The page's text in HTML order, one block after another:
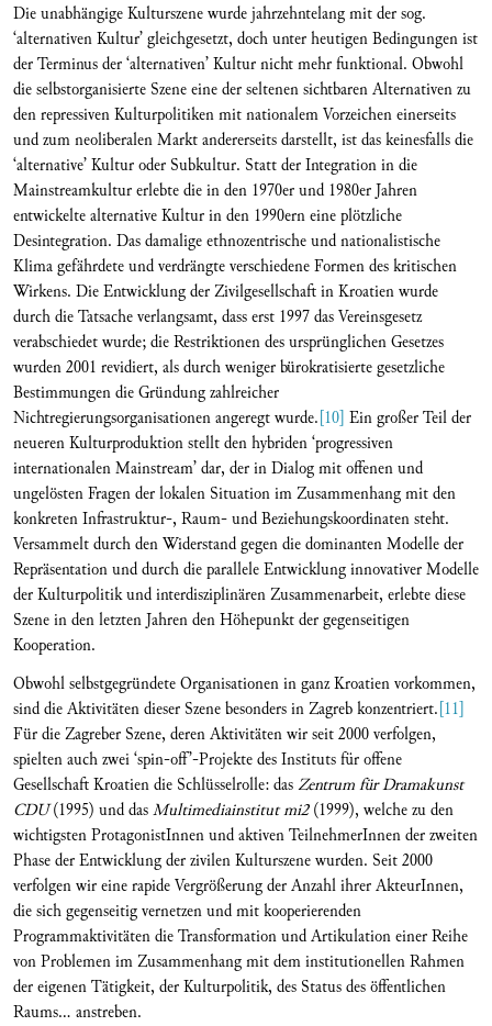
Die unabhängige Kulturszene wurde jahrzehntelang mit der sog.
‘alternativen Kultur’ gleichgesetzt, doch unter heutigen Bedingungen ist
der Terminus der ‘alternativen’ Kultur nicht mehr funktional. Obwohl
die selbstorganisierte Szene eine der seltenen sichtbaren Alternativen zu
den repressiven Kulturpolitiken mit nationalem Vorzeichen einerseits
und zum neoliberalen Markt andererseits darstellt, ist das keinesfalls die
‘alternative’ Kultur oder Subkultur. Statt der Integration in die
Mainstreamkultur erlebte die in den 1970er und 1980er Jahren
entwickelte alternative Kultur in den 1990ern eine plötzliche
Desintegration. Das damalige ethnozentrische und nationalistische
Klima gefährdete und verdrängte verschiedene Formen des kritischen
Wirkens. Die Entwicklung der Zivilgesellschaft in Kroatien wurde
durch die Tatsache verlangsamt, dass erst 1997 das Vereinsgesetz
verabschiedet wurde; die Restriktionen des ursprünglichen Gesetzes
wurden 2001 revidiert, als durch weniger bürokratisierte gesetzliche
Bestimmungen die Gründung zahlreicher
Nichtregierungsorganisationen angeregt wurde.[10] Ein großer Teil der
neueren Kulturproduktion stellt den hybriden ‘progressiven
internationalen Mainstream’ dar, der in Dialog mit offenen und
ungelösten Fragen der lokalen Situation im Zusammenhang mit den
konkreten Infrastruktur-, Raum- und Beziehungskoordinaten steht.
Versammelt durch den Widerstand gegen die dominanten Modelle der
Repräsentation und durch die parallele Entwicklung innovativer Modelle
der Kulturpolitik und interdisziplinären Zusammenarbeit, erlebte diese
Szene in den letzten Jahren den Höhepunkt der gegenseitigen
Kooperation.
Obwohl selbstgegründete Organisationen in ganz Kroatien vorkommen,
sind die Aktivitäten dieser Szene besonders in Zagreb konzentriert.[11]
Für die Zagreber Szene, deren Aktivitäten wir seit 2000 verfolgen,
spielten auch zwei ‘spin-off’-Projekte des Instituts für offene
Gesellschaft Kroatien die Schlüsselrolle: dasZentrum für Dramakunst
CDU(1995) und dasMultimediainstitutmi2(1999), welche zu den
wichtigsten ProtagonistInnen und aktiven TeilnehmerInnen der zweiten
Phase der Entwicklung der zivilen Kulturszene wurden. Seit 2000
verfolgen wir eine rapide Vergrößerung der Anzahl ihrer AkteurInnen,
die sich gegenseitig vernetzen und mit kooperierenden
Programmaktivitäten die Transformation und Artikulation einer Reihe
von Problemen im Zusammenhang mit dem institutionellen Rahmen
der eigenen Tätigkeit, der Kulturpolitik, des Status des öffentlichen
Raums... anstreben.